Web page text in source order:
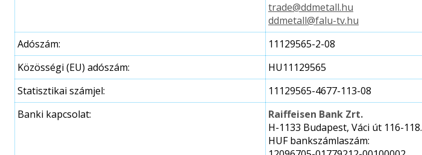
trade@ddmetall.hu
ddmetall@falu-tv.hu
Adószám:
11129565-2-08
Közösségi (EU) adószám:
HU11129565
Statisztikai számjel:
11129565-4677-113-08
Banki kapcsolat:
Raiffeisen Bank Zrt.
H-1133 Budapest, Váci út 116-118.
HUF bankszámlaszám: